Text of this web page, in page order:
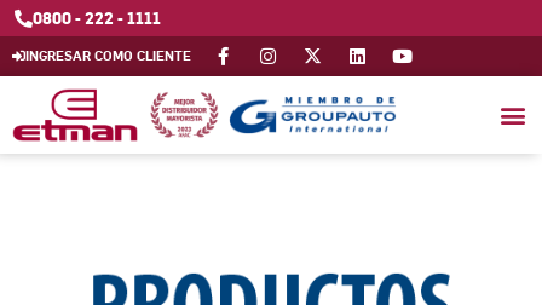
0800 - 222 - 1111
INGRESAR COMO CLIENTE